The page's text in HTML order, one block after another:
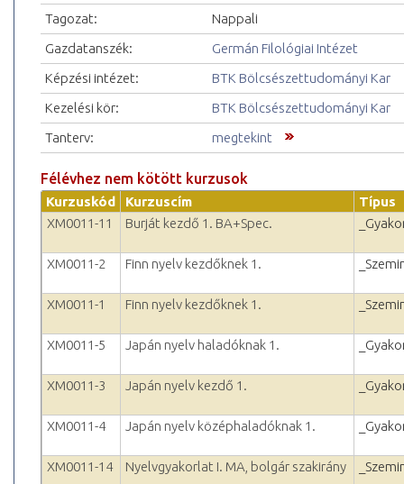
Tagozat:
Nappali
Gazdatanszék:
Germán Filológiai Intézet
Képzési intézet:
BTK Bölcsészettudományi Kar
Kezelési kör:
BTK Bölcsészettudományi Kar
Tanterv:
megtekint
Félévhez nem kötött kurzusok
Kurzuskód Kurzuscím
Típus
XM0011-11
Burját kezdő 1. BA+Spec.
XM0011-2 Finn nyelv kezdőknek 1.
XM0011-1 Finn nyelv kezdőknek 1.
XM0011-5 Japán nyelv haladóknak 1.
XM0011-3 Japán nyelv kezdő 1.
XM0011-4 Japán nyelv középhaladóknak 1.
XM0011-14 Nyelvgyakorlat I. MA, bolgár szakirány